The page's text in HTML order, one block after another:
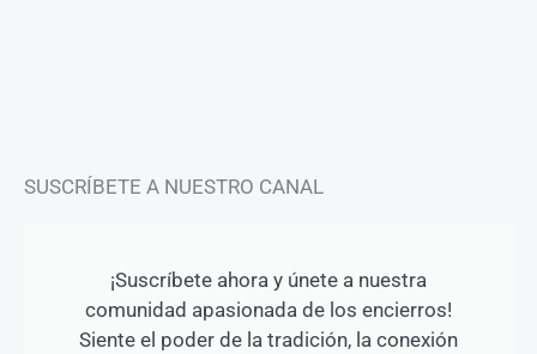
SUSCRÍBETE A NUESTRO CANAL
¡Suscríbete ahora y únete a nuestra
comunidad apasionada de los encierros!
Siente el poder de la tradición, la conexión